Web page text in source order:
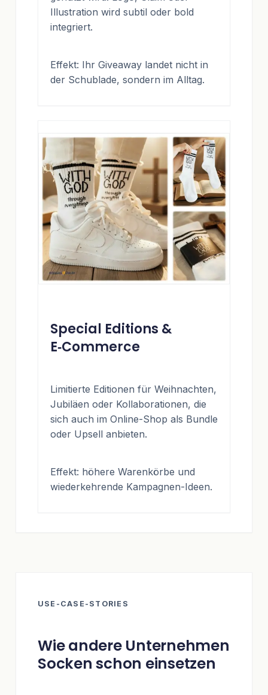
Illustration wird subtil oder bold
integriert.
Effekt: Ihr Giveaway landet nicht in
der Schublade, sondern im Alltag.
Special Editions &
E‑Commerce
Limitierte Editionen für Weihnachten,
Jubiläen oder Kollaborationen, die
sich auch im Online-Shop als Bundle
oder Upsell anbieten.
Effekt: höhere Warenkörbe und
wiederkehrende Kampagnen-Ideen.
USE-CASE-STORIES
Wie andere Unternehmen
Socken schon einsetzen